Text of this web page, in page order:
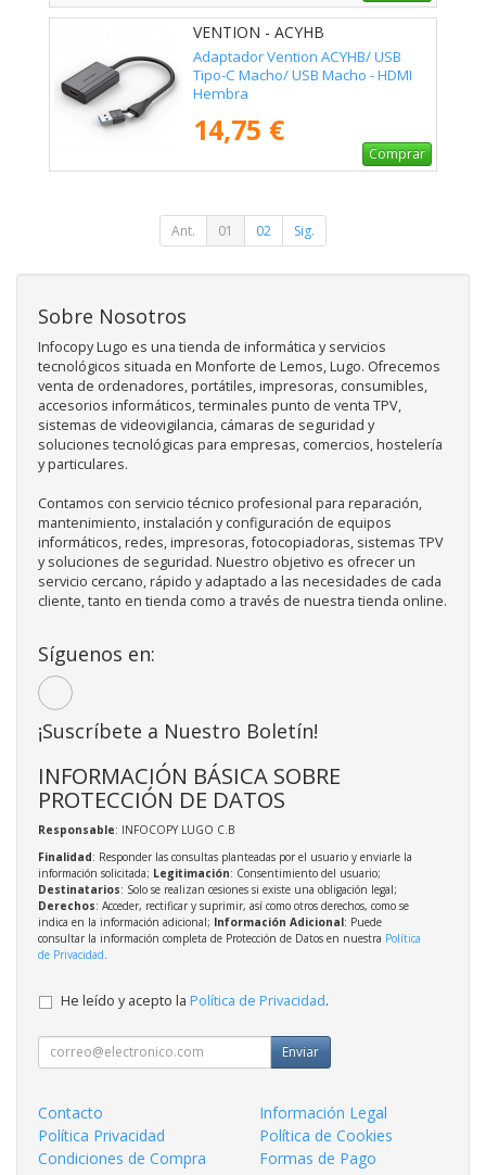
VENTION - ACYHB
Adaptador Vention ACYHB/ USB
Tipo-C Macho/ USB Macho - HDMI
Hembra
14,75 €
Comprar
Ant. 01 02 Sig.
Sobre Nosotros
Infocopy Lugo es una tienda de informática y servicios
tecnológicos situada en Monforte de Lemos, Lugo. Ofrecemos
venta de ordenadores, portátiles, impresoras, consumibles,
accesorios informáticos, terminales punto de venta TPV,
sistemas de videovigilancia, cámaras de seguridad y
soluciones tecnológicas para empresas, comercios, hostelería
y particulares.
Contamos con servicio técnico profesional para reparación,
mantenimiento, instalación y configuración de equipos
informáticos, redes, impresoras, fotocopiadoras, sistemas TPV
y soluciones de seguridad. Nuestro objetivo es ofrecer un
servicio cercano, rápido y adaptado a las necesidades de cada
cliente, tanto en tienda como a través de nuestra tienda online.
Síguenos en:
¡Suscríbete a Nuestro Boletín!
INFORMACIÓN BÁSICA SOBRE
PROTECCIÓN DE DATOS
Responsable: INFOCOPY LUGO C.B
Finalidad: Responder las consultas planteadas por el usuario y enviarle la
información solicitada; Legitimación: Consentimiento del usuario;
Destinatarios: Solo se realizan cesiones si existe una obligación legal;
Derechos: Acceder, rectificar y suprimir, así como otros derechos, como se
indica en la información adicional; Información Adicional: Puede
consultar la información completa de Protección de Datos en nuestra Política
de Privacidad
He leído y acepto la Política de Privacidad.
Enviar
Contacto
Información Legal
Política Privacidad
Política de Cookies
Condiciones de Compra
Formas de Pago